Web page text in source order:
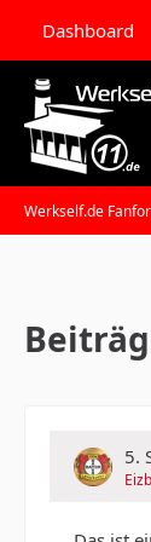
Dashboard
Werkself.de
5.